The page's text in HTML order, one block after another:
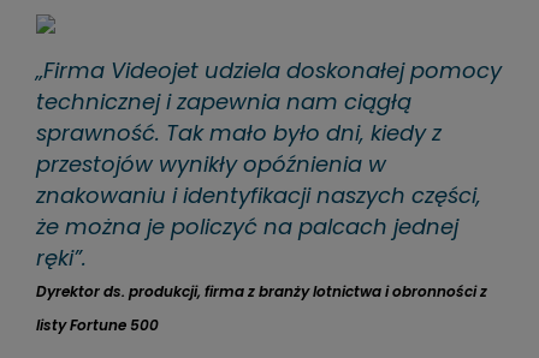
„Firma Videojet udziela doskonałej pomocy
technicznej i zapewnia nam ciągłą
sprawność. Tak mało było dni, kiedy z
przestojów wynikły opóźnienia w
znakowaniu i identyfikacji naszych części,
że można je policzyć na palcach jednej
ręki”.
Dyrektor ds. produkcji, firma z branży lotnictwa i obronności z
listy Fortune 500